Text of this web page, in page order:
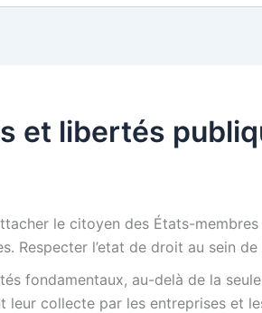
et libertés
le citoyen des États-
Respecter l’etat de droit au sein de
fondamentaux, au-delà de la
leur collecte par les entreprises et